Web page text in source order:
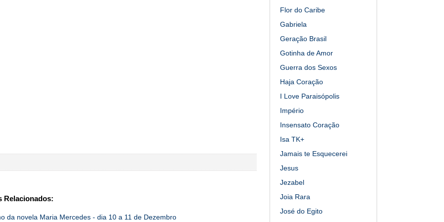
Relacionados:
da novela Maria Mercedes - dia 10 a 11 de Dezembro
Flor do Caribe
Gabriela
Geração Brasil
Gotinha de Amor
Guerra dos Sexos
Haja Coração
I Love Paraisópolis
Império
Insensato Coração
Isa TK+
Jamais te Esquecerei
Jesus
Jezabel
Joia Rara
José do Egito